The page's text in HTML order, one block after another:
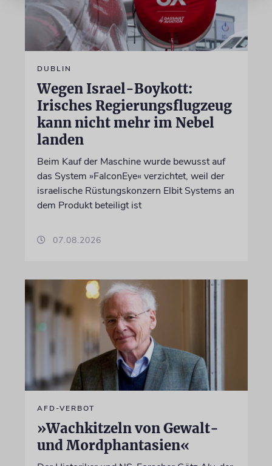
DUBLIN
Wegen Israel-Boykott:
Irisches Regierungsflugzeug
kann nicht mehr im Nebel
landen
Beim Kauf der Maschine wurde bewusst auf
das System »FalconEye« verzichtet, weil der
israelische Rüstungskonzern Elbit Systems an
dem Produkt beteiligt ist
07.08.2026
AFD-VERBOT
»Wachkitzeln von Gewalt-
und Mordphantasien«